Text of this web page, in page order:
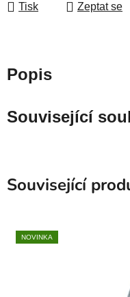
Tisk Zeptat se
Popis
Související
Související
NOVINKA